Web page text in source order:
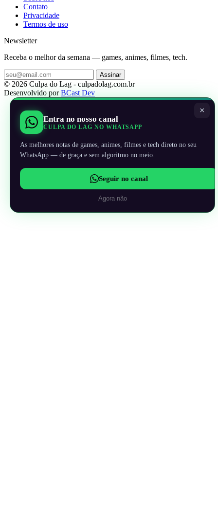
Contato
Privacidade
Termos de uso
Newsletter
Receba o melhor da semana — games, animes, filmes, tech.
Assinar
© 2026 Culpa do Lag - culpadolag.com.br
Desenvolvido porBCast Dev
×
Entra no nosso canal
CULPA DO LAG NO WHATSAPP
As melhores notas de games, animes, filmes e tech direto no seu
WhatsApp — de graça e sem algoritmo no meio.
Seguir no canal
Agora não